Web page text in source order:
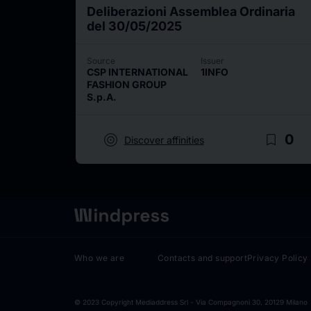
Deliberazioni Assemblea Ordinaria
del 30/05/2025
Source
CSP INTERNATIONAL
FASHION GROUP
S.p.A.
Issuer
1INFO
target Discover affinities bookmark_border 0
Who we are Contacts and supportPrivacy Policy
© 2023 Copyright Mediaddress Srl - Via Compagnoni 30, 20129 Milano